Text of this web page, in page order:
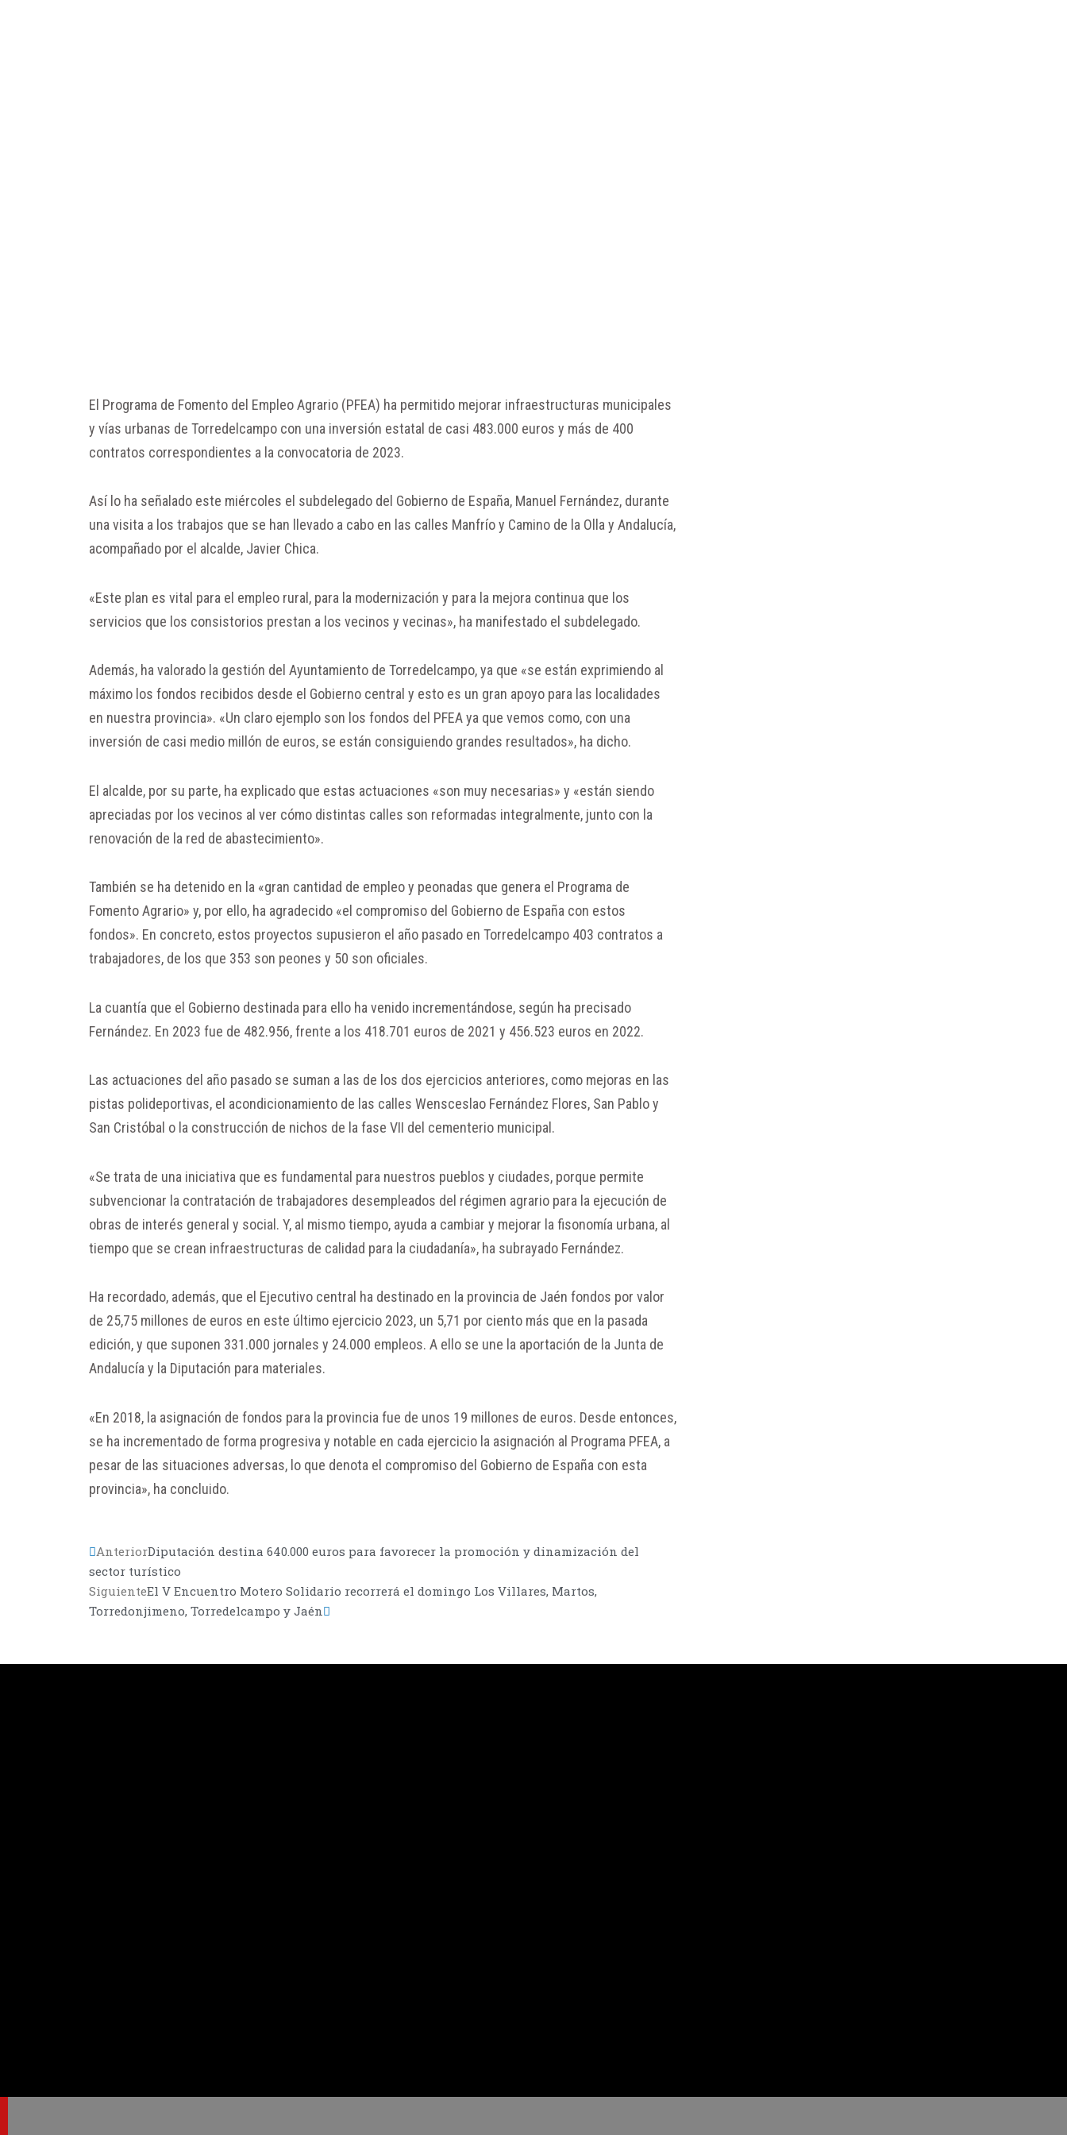
El Programa de Fomento del Empleo Agrario (PFEA) ha permitido mejorar infraestructuras municipales
y vías urbanas de Torredelcampo con una inversión estatal de casi 483.000 euros y más de 400
contratos correspondientes a la convocatoria de 2023.
Así lo ha señalado este miércoles el subdelegado del Gobierno de España, Manuel Fernández, durante
una visita a los trabajos que se han llevado a cabo en las calles Manfrío y Camino de la Olla y Andalucía,
acompañado por el alcalde, Javier Chica.
«Este plan es vital para el empleo rural, para la modernización y para la mejora continua que los
servicios que los consistorios prestan a los vecinos y vecinas», ha manifestado el subdelegado.
Además, ha valorado la gestión del Ayuntamiento de Torredelcampo, ya que «se están exprimiendo al
máximo los fondos recibidos desde el Gobierno central y esto es un gran apoyo para las localidades
en nuestra provincia». «Un claro ejemplo son los fondos del PFEA ya que vemos como, con una
inversión de casi medio millón de euros, se están consiguiendo grandes resultados», ha dicho.
El alcalde, por su parte, ha explicado que estas actuaciones «son muy necesarias» y «están siendo
apreciadas por los vecinos al ver cómo distintas calles son reformadas integralmente, junto con la
renovación de la red de abastecimiento».
También se ha detenido en la «gran cantidad de empleo y peonadas que genera el Programa de
Fomento Agrario» y, por ello, ha agradecido «el compromiso del Gobierno de España con estos
fondos». En concreto, estos proyectos supusieron el año pasado en Torredelcampo 403 contratos a
trabajadores, de los que 353 son peones y 50 son oficiales.
La cuantía que el Gobierno destinada para ello ha venido incrementándose, según ha precisado
Fernández. En 2023 fue de 482.956, frente a los 418.701 euros de 2021 y 456.523 euros en 2022.
Las actuaciones del año pasado se suman a las de los dos ejercicios anteriores, como mejoras en las
pistas polideportivas, el acondicionamiento de las calles Wensceslao Fernández Flores, San Pablo y
San Cristóbal o la construcción de nichos de la fase VII del cementerio municipal.
«Se trata de una iniciativa que es fundamental para nuestros pueblos y ciudades, porque permite
subvencionar la contratación de trabajadores desempleados del régimen agrario para la ejecución de
obras de interés general y social. Y, al mismo tiempo, ayuda a cambiar y mejorar la fisonomía urbana, al
tiempo que se crean infraestructuras de calidad para la ciudadanía», ha subrayado Fernández.
Ha recordado, además, que el Ejecutivo central ha destinado en la provincia de Jaén fondos por valor
de 25,75 millones de euros en este último ejercicio 2023, un 5,71 por ciento más que en la pasada
edición, y que suponen 331.000 jornales y 24.000 empleos. A ello se une la aportación de la Junta de
Andalucía y la Diputación para materiales.
«En 2018, la asignación de fondos para la provincia fue de unos 19 millones de euros. Desde entonces,
se ha incrementado de forma progresiva y notable en cada ejercicio la asignación al Programa PFEA, a
pesar de las situaciones adversas, lo que denota el compromiso del Gobierno de España con esta
provincia», ha concluido.
AnteriorDiputación destina 640.000 euros para favorecer la promoción y dinamización del
sector turístico
SiguienteEl V Encuentro Motero Solidario recorrerá el domingo Los Villares, Martos,
Torredonjimeno, Torredelcampo y Jaén